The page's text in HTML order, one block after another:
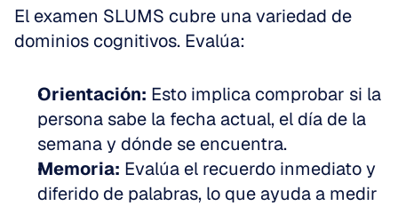
El examen SLUMS cubre una variedad de
dominios cognitivos. Evalúa:
Orientación: Esto implica comprobar si la
persona sabe la fecha actual, el día de la
semana y dónde se encuentra.
Memoria: Evalúa el recuerdo inmediato y
diferido de palabras, lo que ayuda a medir